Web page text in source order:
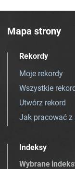
Mapa strony
Rekordy
Moje rekordy
Wszystkie
Utwórz rekord
Jak pracować z
Indeksy
Wybrane